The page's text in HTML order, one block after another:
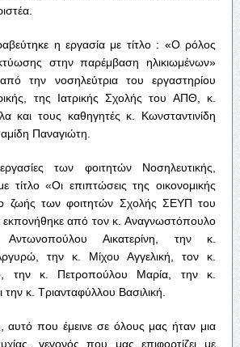
η εργασία με τίτλο : «Ο ρόλος
στην παρέμβαση ηλικιωμένων»
την νοσηλεύτρια του εργαστηρίου
της Ιατρικής Σχολής του ΑΠΘ, κ.
και τους καθηγητές κ. Κωνσταντινίδη
Παναγιώτη.
των φοιτητών Νοσηλευτικής,
τίτλο «Οι επιπτώσεις της οικονομικής
ζωής των φοιτητών Σχολής ΣΕΥΠ του
από τον κ. Αναγνωστόπουλο
Αικατερίνη, την κ.
την κ. Μίχου Αγγελική, τον κ.
την κ. Πετροπούλου Μαρία, την κ.
κ. Τριανταφύλλου Βασιλική.
αυτό που έμεινε σε όλους μας ήταν μια
γεγονός που μας επιφορτίζει με